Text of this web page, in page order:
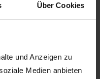
Über Cookies
und Anzeigen zu
Medien anbieten